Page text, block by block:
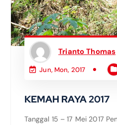
Trianto Thomas
Jun, Mon, 2017
KEMAH RAYA 2017
Tanggal 15 – 17 Mei 2017